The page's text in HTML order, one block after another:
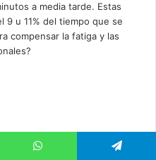
a media tarde. Estas
9 u 11% del tiempo que se
compensar la fatiga y las
6:42 pm